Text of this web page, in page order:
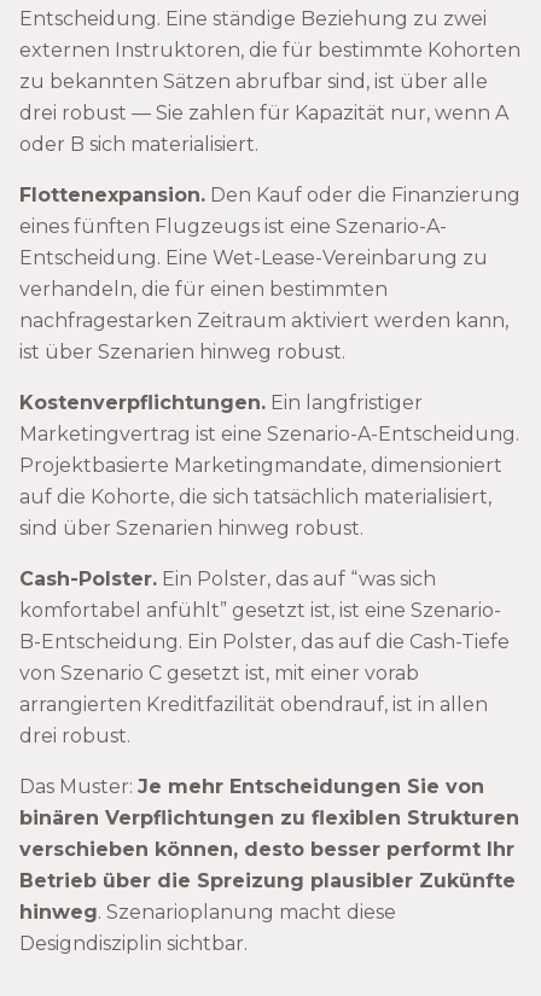
Entscheidung. Eine ständige Beziehung zu zwei
externen Instruktoren, die für bestimmte Kohorten
zu bekannten Sätzen abrufbar sind, ist über alle
drei robust — Sie zahlen für Kapazität nur, wenn A
oder B sich materialisiert.
Flottenexpansion. Den Kauf oder die Finanzierung
eines fünften Flugzeugs ist eine Szenario-A-
Entscheidung. Eine Wet-Lease-Vereinbarung zu
verhandeln, die für einen bestimmten
nachfragestarken Zeitraum aktiviert werden kann,
ist über Szenarien hinweg robust.
Kostenverpflichtungen. Ein langfristiger
Marketingvertrag ist eine Szenario-A-Entscheidung.
Projektbasierte Marketingmandate, dimensioniert
auf die Kohorte, die sich tatsächlich materialisiert,
sind über Szenarien hinweg robust.
Cash-Polster. Ein Polster, das auf “was sich
komfortabel anfühlt” gesetzt ist, ist eine Szenario-
B-Entscheidung. Ein Polster, das auf die Cash-Tiefe
von Szenario C gesetzt ist, mit einer vorab
arrangierten Kreditfazilität obendrauf, ist in allen
drei robust.
Das Muster: Je mehr Entscheidungen Sie von
binären Verpflichtungen zu flexiblen Strukturen
verschieben können, desto besser performt Ihr
Betrieb über die Spreizung plausibler Zukünfte
hinweg. Szenarioplanung macht diese
Designdisziplin sichtbar.